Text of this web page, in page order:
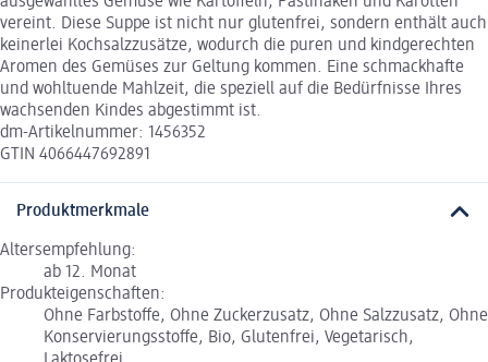
vereint. Diese Suppe ist nicht nur glutenfrei, sondern enthält auch
keinerlei Kochsalzzusätze, wodurch die puren und kindgerechten
Aromen des Gemüses zur Geltung kommen. Eine schmackhafte
und wohltuende Mahlzeit, die speziell auf die Bedürfnisse Ihres
wachsenden Kindes abgestimmt ist.
dm-Artikelnummer: 1456352
GTIN 4066447692891
Produktmerkmale
Altersempfehlung:
ab 12. Monat
Produkteigenschaften:
Ohne Farbstoffe, Ohne Zuckerzusatz, Ohne Salzzusatz, Ohne
Konservierungsstoffe, Bio, Glutenfrei, Vegetarisch,